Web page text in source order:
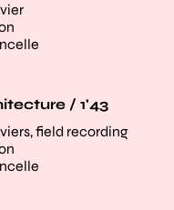
/ 1'43
field recording